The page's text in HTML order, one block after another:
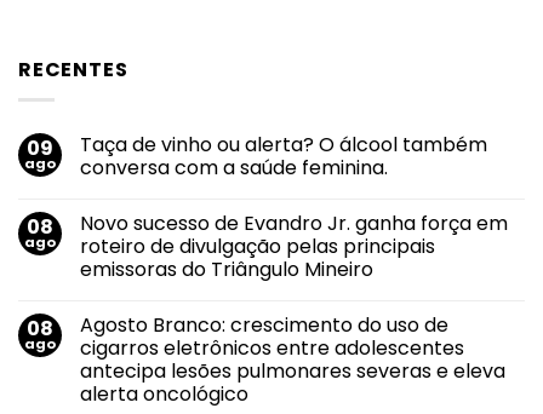
RECENTES
09
ago
Taça de vinho ou alerta? O álcool também
conversa com a saúde feminina.
em
Taça
de
vinho
O
álcool
também
conversa
com
a
08
ago
Novo sucesso de Evandro Jr. ganha força em
roteiro de divulgação pelas principais
emissoras do Triângulo Mineiro
em
Novo
sucesso
de
Evandro
Jr.
08
ago
Agosto Branco: crescimento do uso de
cigarros eletrônicos entre adolescentes
antecipa lesões pulmonares severas e eleva
alerta oncológico